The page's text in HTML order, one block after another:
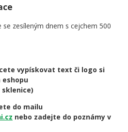
zesíleným dnem s cejchem 500
vypískovat text či logo si
eshopu
do mailu
nebo zadejte do poznámy v